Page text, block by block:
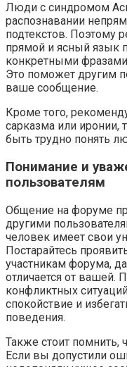
Люди с синдромом
распознавании
подтекстов. Поэтому
прямой и ясный язык
конкретными
Это поможет другим
ваше сообщение.
Кроме того,
сарказма или иронии,
быть трудно понять
Понимание и
пользователям
Общение на форуме
другими
человек имеет свои
Постарайтесь
участникам форума,
отличается от
конфликтных
спокойствие и
поведения.
Также стоит
Если вы допустили